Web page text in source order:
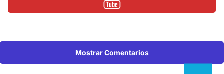
Mostrar Comentarios